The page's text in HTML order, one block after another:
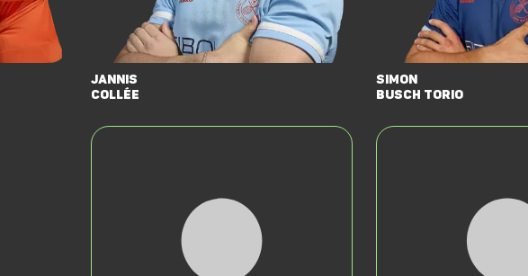
Jannis
Collée
Simon
Busch Torio